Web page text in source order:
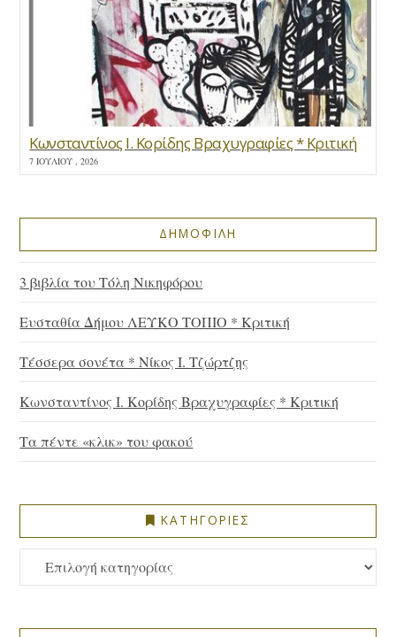
Κωνσταντίνος Ι. Κορίδης Βραχυγραφίες * Κριτική
7 ΙΟΥΛΊΟΥ , 2026
ΔΗΜΟΦΙΛΗ
3 βιβλία του Τόλη Νικηφόρου
Ευσταθία Δήμου ΛΕΥΚΟ ΤΟΠΙΟ * Κριτική
Τέσσερα σονέτα * Νίκος Ι. Τζώρτζης
Κωνσταντίνος Ι. Κορίδης Βραχυγραφίες * Κριτική
Τα πέντε «κλικ» του φακού
ΚΑΤΗΓΟΡΙΕΣ
ΚΑΤΗΓΟΡΙΕΣ